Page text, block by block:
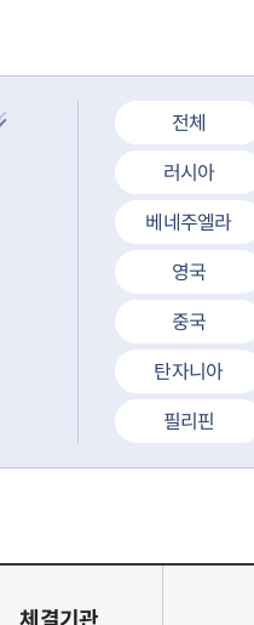
전체
러시아
베네주엘라
영국
중국
탄자니아
필리핀